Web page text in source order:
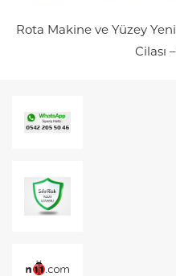
Rota Makine ve Yüzey
Cilası